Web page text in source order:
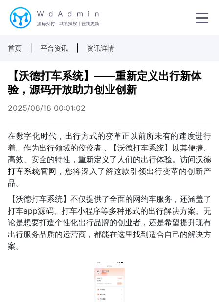
首页 平台资讯 资讯详情
【沃德打车系统】——重新定义出行新体
验，源码开放助力创业创新
2025/08/18 00:01:02
在数字化时代，出行方式的变革正以前所未有的速度进行
着。作为出行领域的佼佼者，【沃德打车系统】以其便捷、
高效、安全的特性，重新定义了人们的出行体验。访问沃德
打车系统官网 ，您将深入了解这款引领出行变革的创新产
品。
【沃德打车系统】不仅提供了全面的网约车服务，还涵盖了
打车app源码、打车小程序等多种形式的出行解决方案。无
论是想要打造个性化出行品牌的创业者，还是希望提升现有
出行服务品质的运营商，都能在这里找到适合自己的解决方
案。